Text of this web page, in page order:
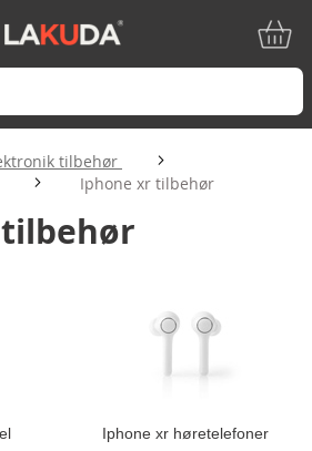
tilbehør
Iphone xr tilbehør
Iphone xr høretelefoner